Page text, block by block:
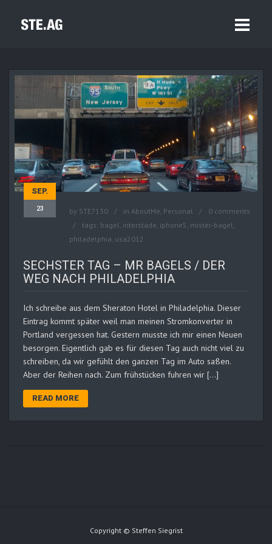
SEP.
23 by STE7130 in AboutMe, Personal
0 comments
tags: bagel, interstade, iphone5 , mister-bagel,
philadelphia, usa2012
SECHSTER TAG – MR BAGELS / DER
WEG NACH PHILADELPHIA
Ich schreibe aus dem Sheraton Hotel in Philadelphia. Dieser
Eintrag kommt später weil man meinen Stromkonverter in
Portland vergessen hat. Gestern musste ich mir einen Neuen
besorgen. Eigentlich gab es für diesen Tag auch nicht viel zu
schreiben, da wir gefühlt den ganzen Tag im Auto saßen.
Aber der Reihen nach. Zum frühstücken fuhren wir […]
READ MORE
Copyright © Steffen Siegrist